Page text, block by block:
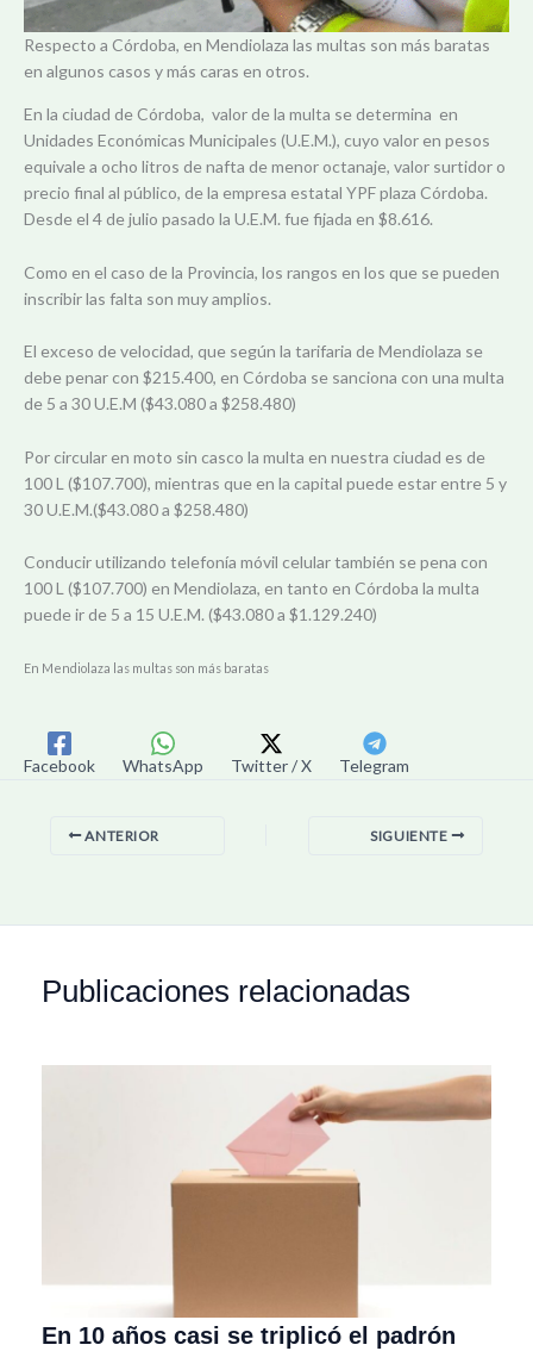
Respecto a Córdoba, en Mendiolaza las multas son más baratas
en algunos casos y más caras en otros.
En la ciudad de Córdoba, valor de la multa se determina en
Unidades Económicas Municipales (U.E.M.), cuyo valor en pesos
equivale a ocho litros de nafta de menor octanaje, valor surtidor o
precio final al público, de la empresa estatal YPF plaza Córdoba.
Desde el 4 de julio pasado la U.E.M. fue fijada en $8.616.
Como en el caso de la Provincia, los rangos en los que se pueden
inscribir las falta son muy amplios.
El exceso de velocidad, que según la tarifaria de Mendiolaza se
debe penar con $215.400, en Córdoba se sanciona con una multa
de 5 a 30 U.E.M ($43.080 a $258.480)
Por circular en moto sin casco la multa en nuestra ciudad es de
100 L ($107.700), mientras que en la capital puede estar entre 5 y
30 U.E.M.($43.080 a $258.480)
Conducir utilizando telefonía móvil celular también se pena con
100 L ($107.700) en Mendiolaza, en tanto en Córdoba la multa
puede ir de 5 a 15 U.E.M. ($43.080 a $1.129.240)
En Mendiolaza las multas son más baratas
Facebook WhatsApp Twitter / X Telegram
ANTERIOR SIGUIENTE
Publicaciones relacionadas
En 10 años casi se triplicó el padrón